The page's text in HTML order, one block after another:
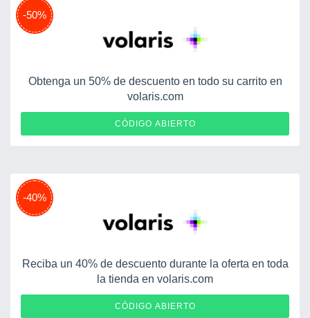
-50%
Obtenga un 50% de descuento en todo su carrito en
volaris.com
CÓDIGO ABIERTO
-40%
Reciba un 40% de descuento durante la oferta en toda
la tienda en volaris.com
CÓDIGO ABIERTO